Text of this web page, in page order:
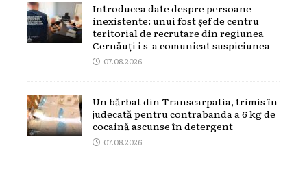
Introducea date despre persoane
inexistente: unui fost șef de centru
teritorial de recrutare din regiunea
Cernăuți i s-a comunicat suspiciunea
07.08.2026
Un bărbat din Transcarpatia, trimis în
judecată pentru contrabanda a 6 kg de
cocaină ascunse în detergent
07.08.2026